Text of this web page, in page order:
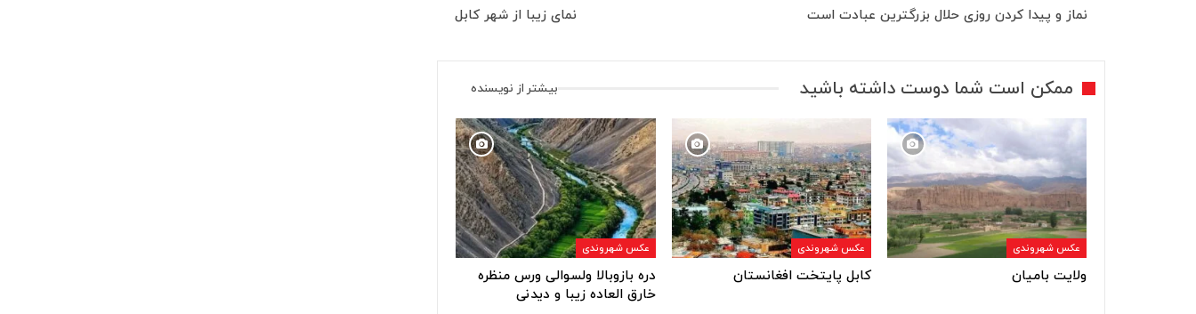
نماز و پیدا کردن روزی حلال بزرگترین عبادت است نمای زیبا از شهر کابل
ممکن است شما دوست داشته باشید بیشتر از نویسنده
عکس شهروندی
ولایت بامیان
عکس شهروندی
کابل پایتخت افغانستان
عکس شهروندی
دره بازوبالا ولسوالی ورس منظره
خارق العاده زیبا و دیدنی